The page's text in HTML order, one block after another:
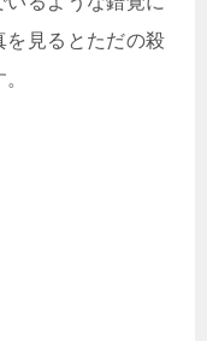
を見るとただの殺